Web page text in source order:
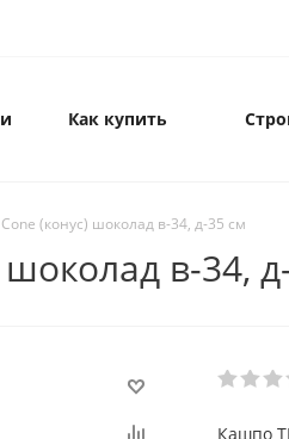
Как купить
(конус) шоколад в-34, д-35 см
в-34,
Кашпо